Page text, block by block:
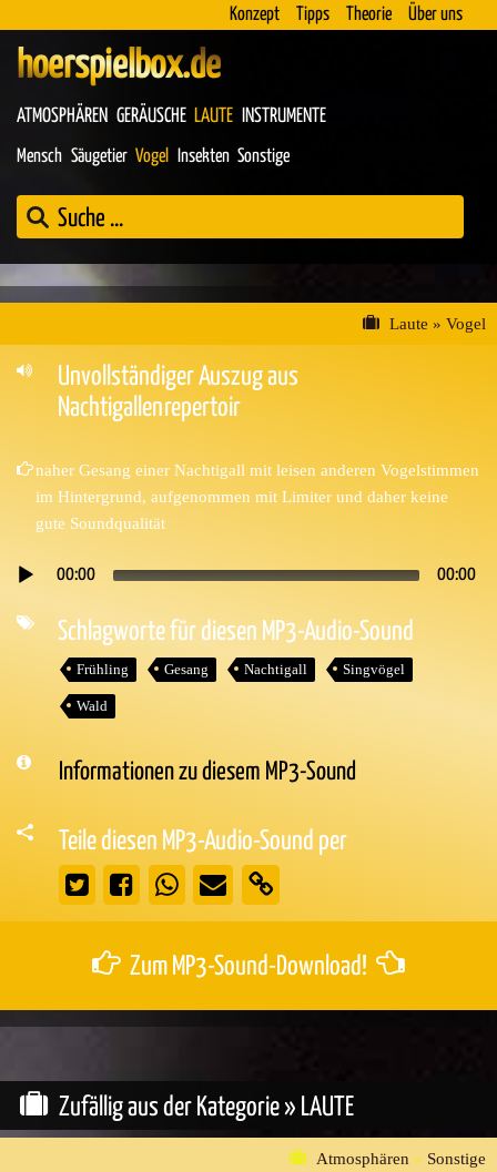
Konzept Tipps Theorie Über uns
hoerspielbox.de
ATMOSPHÄREN GERÄUSCHE LAUTE INSTRUMENTE
Mensch Säugetier Vogel Insekten Sonstige
Laute » Vogel
Unvollständiger Auszug aus
Nachtigallenrepertoir
naher Gesang einer Nachtigall mit leisen anderen Vogelstimmen
im Hintergrund, aufgenommen mit Limiter und daher keine
gute Soundqualität
Audio-
00:00 00:00
Schlagworte für diesen MP3-Audio-Sound
Frühling Gesang Nachtigall Singvögel
Wald
Informationen zu diesem MP3-Sound
Teile diesen MP3-Audio-Sound per
Zum MP3-Sound-Download!
Zufällig aus der Kategorie » LAUTE
Atmosphären » Sonstige